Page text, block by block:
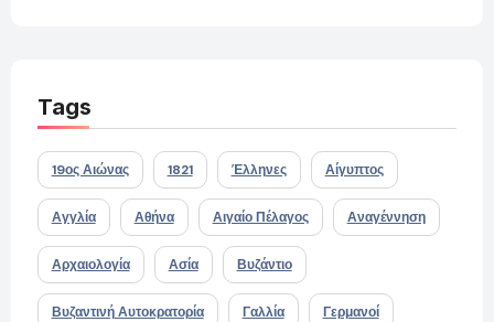
Tags
19ος Αιώνας 1821 Έλληνες Αίγυπτος
Αγγλία Αθήνα Αιγαίο Πέλαγος Αναγέννηση
Αρχαιολογία Ασία Βυζάντιο
Βυζαντινή Αυτοκρατορία Γαλλία Γερμανοί